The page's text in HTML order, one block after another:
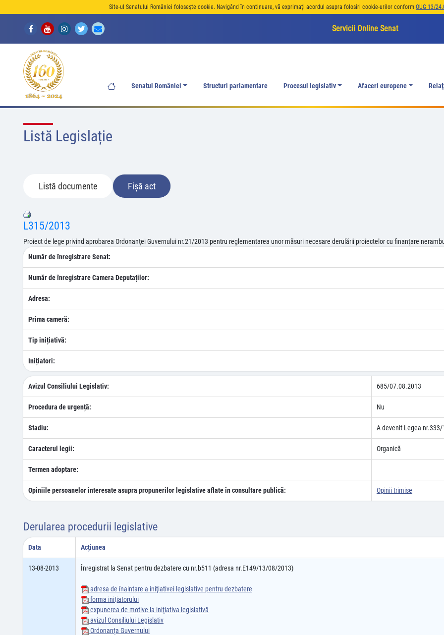
Site-ul Senatului României folosește cookie. Navigând în continuare, vă exprimați acordul asupra folosiri cookie-urilor conform OUG 13/
Servicii Online Senat
Senatul României Structuri parlamentare Procesul legislativ Afaceri europene
Listă Legislație
Listă documente Fișă act
L315/2013
Proiect de lege privind aprobarea Ordonanţei Guvernului nr.21/2013 pentru reglementarea unor măsuri necesare derulării proiectelor cu finanţare
Număr de înregistrare Senat:
Număr de înregistrare Camera Deputaților:
Adresa:
Prima cameră:
Tip inițiativă:
Inițiatori:
Avizul Consiliului Legislativ: 685/07.08.2013
Procedura de urgență: Nu
Stadiu: A devenit Legea
Caracterul legii: Organică
Termen adoptare:
Opiniile persoanelor interesate asupra propunerilor legislative aflate în consultare publică: Opinii trimise
Derularea procedurii legislative
Data Acțiunea
13-08-2013 Înregistrat la Senat pentru dezbatere cu nr.b511 (adresa nr.E149/13/08/2013)
adresa de înaintare a iniţiativei legislative pentru dezbatere
forma iniţiatorului
expunerea de motive la iniţiativa legislativă
avizul Consiliului Legislativ
Ordonanţa Guvernului